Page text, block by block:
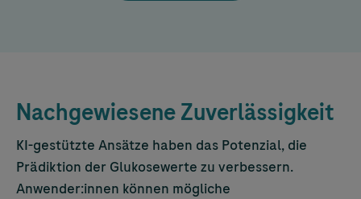
Nachgewiesene Zuverlässigkeit
KI-gestützte Ansätze haben das Potenzial, die
Prädiktion der Glukosewerte zu verbessern.
Anwender:innen können mögliche